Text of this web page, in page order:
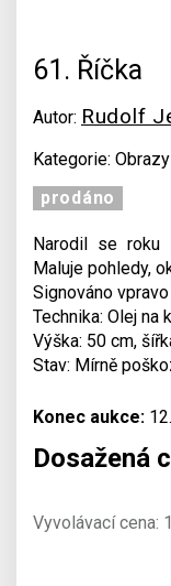
61. Říčka
Autor: Rudolf
Kategorie: Obrazy
prodáno
Narodil se roku
Maluje pohledy,
Signováno
Technika: Olej na
Výška: 50 cm,
Stav: Mírně
Konec aukce:
Dosažená
Vyvolávací cena: